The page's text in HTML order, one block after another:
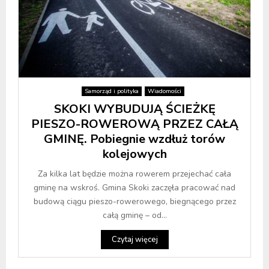
Samorząd i polityka Wiadomości
SKOKI WYBUDUJĄ ŚCIEŻKĘ
PIESZO-ROWEROWĄ PRZEZ CAŁĄ
GMINĘ. Pobiegnie wzdłuż torów
kolejowych
Za kilka lat będzie można rowerem przejechać cała
gminę na wskroś. Gmina Skoki zaczęła pracować nad
budową ciągu pieszo-rowerowego, biegnącego przez
całą gminę – od...
Czytaj więcej